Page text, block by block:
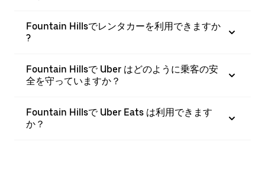
Fountain Hillsでレンタカーを利用できますか
?
Fountain Hillsで Uber はどのように乗客の安
全を守っていますか？
Fountain Hillsで Uber Eats は利用できます
か？